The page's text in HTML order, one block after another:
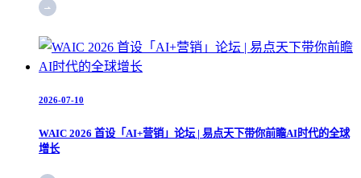
2026-07-10
WAIC 2026 首设「AI+营销」论坛 | 易点天下带你前瞻AI时代的全球
增长